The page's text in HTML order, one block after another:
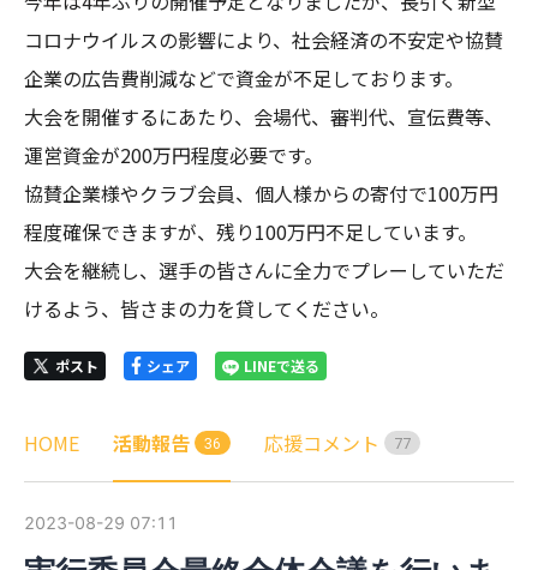
コロナウイルスの影響により、社会経済の不安定や協賛
企業の広告費削減などで資金が不足しております。
大会を開催するにあたり、会場代、審判代、宣伝費等、
運営資金が200万円程度必要です。
協賛企業様やクラブ会員、個人様からの寄付で100万円
程度確保できますが、残り100万円不足しています。
大会を継続し、選手の皆さんに全力でプレーしていただ
けるよう、皆さまの力を貸してください。
ポスト シェア LINEで送る
HOME 活動報告 36 応援コメント 77
2023-08-29 07:11